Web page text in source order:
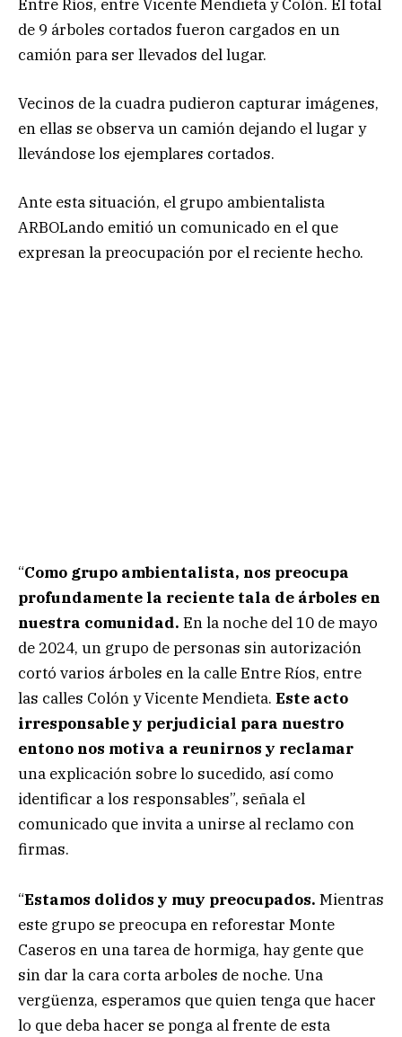
Entre Ríos, entre Vicente Mendieta y Colón. El total
de 9 árboles cortados fueron cargados en un
camión para ser llevados del lugar.
Vecinos de la cuadra pudieron capturar imágenes,
en ellas se observa un camión dejando el lugar y
llevándose los ejemplares cortados.
Ante esta situación, el grupo ambientalista
ARBOLando emitió un comunicado en el que
expresan la preocupación por el reciente hecho.
“Como grupo ambientalista, nos preocupa
profundamente la reciente tala de árboles en
nuestra comunidad. En la noche del 10 de mayo
de 2024, un grupo de personas sin autorización
cortó varios árboles en la calle Entre Ríos, entre
las calles Colón y Vicente Mendieta. Este acto
irresponsable y perjudicial para nuestro
entono nos motiva a reunirnos y reclamar
una explicación sobre lo sucedido, así como
identificar a los responsables”, señala el
comunicado que invita a unirse al reclamo con
firmas.
“Estamos dolidos y muy preocupados. Mientras
este grupo se preocupa en reforestar Monte
Caseros en una tarea de hormiga, hay gente que
sin dar la cara corta arboles de noche. Una
vergüenza, esperamos que quien tenga que hacer
lo que deba hacer se ponga al frente de esta